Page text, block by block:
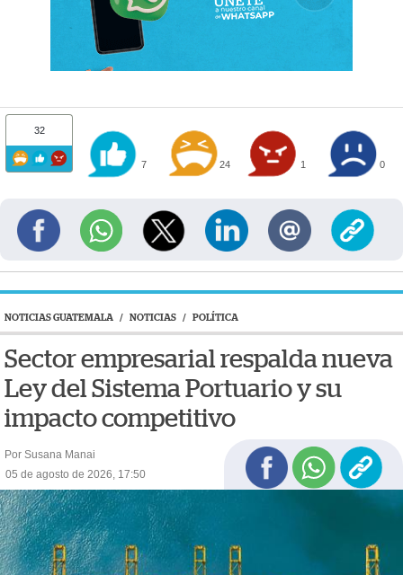
32
7 24 1 0
NOTICIAS GUATEMALA / NOTICIAS / POLÍTICA
Sector empresarial respalda nueva
Ley del Sistema Portuario y su
impacto competitivo
Por Susana Manai
05 de agosto de 2026, 17:50